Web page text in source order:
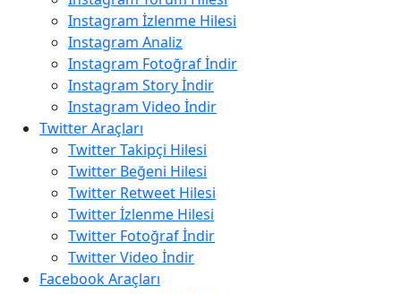
Instagram İzlenme Hilesi
Instagram Analiz
Instagram Fotoğraf İndir
Instagram Story İndir
Instagram Video İndir
Twitter Araçları
Twitter Takipçi Hilesi
Twitter Beğeni Hilesi
Twitter Retweet Hilesi
Twitter İzlenme Hilesi
Twitter Fotoğraf İndir
Twitter Video İndir
Facebook Araçları